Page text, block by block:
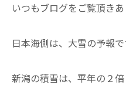
いつもブログをご覧頂きあ
日本海側は、大雪の予報で
新潟の積雪は、平年の２倍